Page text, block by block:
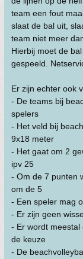
team een fout
slaat de bal uit,
team niet meer
Hierbij moet de
gespeeld.
Er zijn echter ook
- De teams bij
spelers
- Het veld bij
9x18 meter
- Het gaat om 2
ipv 25
- Om de 7 punten
om de 5
- Een speler mag
- Er zijn geen
- Er wordt meestal
de keuze
- De